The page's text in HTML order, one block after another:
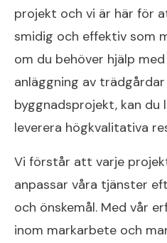
projekt och vi är här för
smidig och effektiv som
om du behöver hjälp
anläggning av
byggnadsprojekt, kan
leverera högkvalitativa
Vi förstår att varje
anpassar våra tjänster
och önskemål. Med vår
inom markarbete och